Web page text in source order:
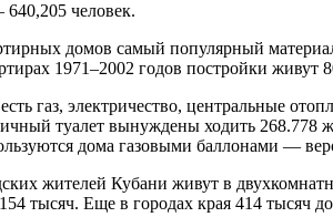
человек.
домов самый популярный
1971–2002 годов постройки
газ, электричество, центральные
туалет вынуждены ходить
дома газовыми баллонами —
жителей Кубани живут в
тысяч. Еще в городах края 414 тысяч